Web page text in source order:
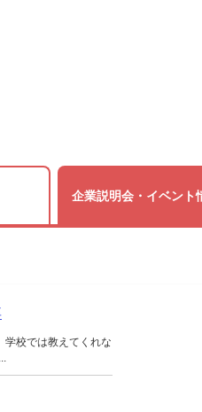
企業説明会・ イベント
学校では教えてくれな